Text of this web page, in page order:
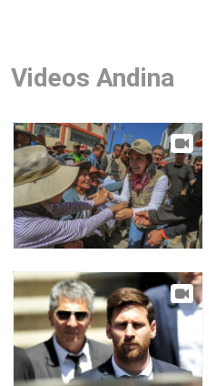
Videos Andina